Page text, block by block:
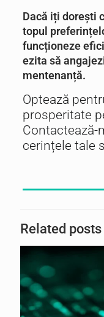
Dacă iți dorești
topul
funcționeze
ezita să
mentenanță.
Optează
prosperitate
Contactează-
cerințele tale
Related posts